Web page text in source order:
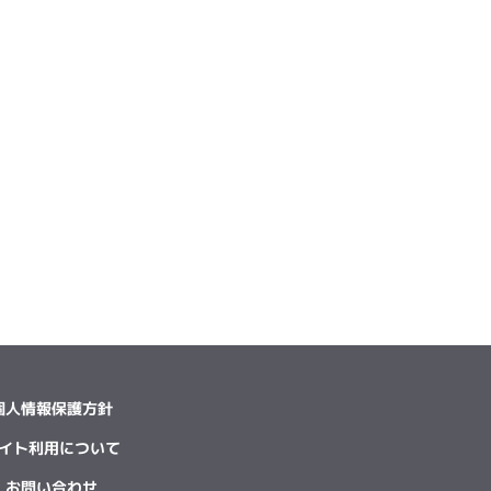
人情報保護方針
ト利用について
お問い合わせ